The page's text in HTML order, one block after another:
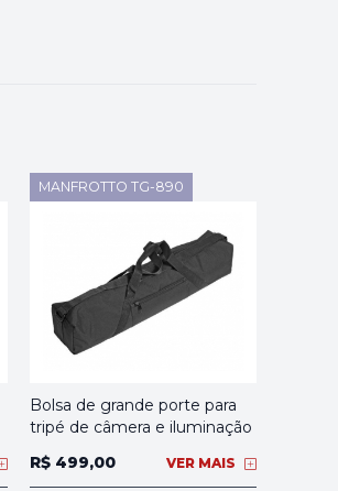
MANFROTTO TG-890
Bolsa de grande porte para
tripé de câmera e iluminação
R$ 499,00
VER MAIS